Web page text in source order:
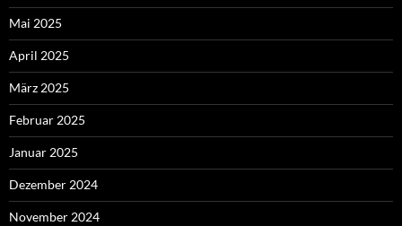
Mai 2025
April 2025
März 2025
Februar 2025
Januar 2025
Dezember 2024
November 2024